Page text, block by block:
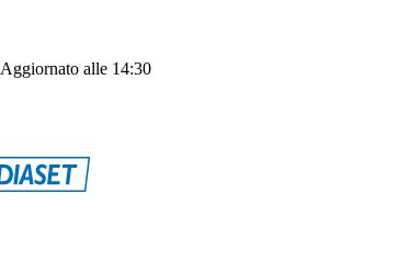
Aggiornato alle 14:30